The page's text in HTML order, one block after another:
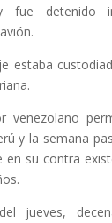
fue detenido
estaba
venezolano
y la semana
en su contra
jueves,